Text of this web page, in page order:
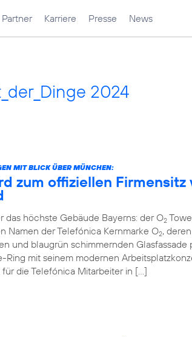
Partner Karriere Presse News
2024
MIT BLICK ÜBER MÜNCHEN:
zum offiziellen Firmensitz
das höchste Gebäude Bayerns: der O2
Namen der Telefónica Kernmarke O2,
und blaugrün schimmernden Glasfassade
Ring mit seinem modernen
die Telefónica Mitarbeiter in […]